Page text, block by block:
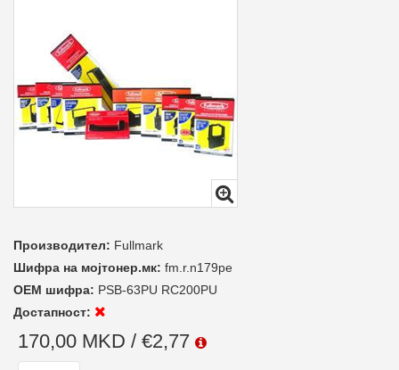
Производител: Fullmark
Шифра на мојтонер.мк: fm.r.n179pe
ОЕМ шифра: PSB-63PU RC200PU
Достапност:
170,00 MKD / €2,77